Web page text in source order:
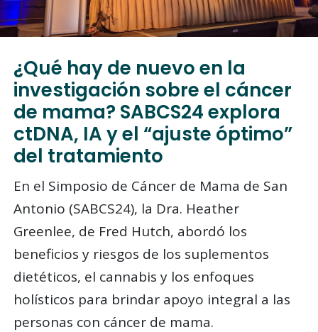
¿Qué hay de nuevo en la
investigación sobre el cáncer
de mama? SABCS24 explora
ctDNA, IA y el “ajuste óptimo”
del tratamiento
En el Simposio de Cáncer de Mama de San
Antonio (SABCS24), la Dra. Heather
Greenlee, de Fred Hutch, abordó los
beneficios y riesgos de los suplementos
dietéticos, el cannabis y los enfoques
holísticos para brindar apoyo integral a las
personas con cáncer de mama.